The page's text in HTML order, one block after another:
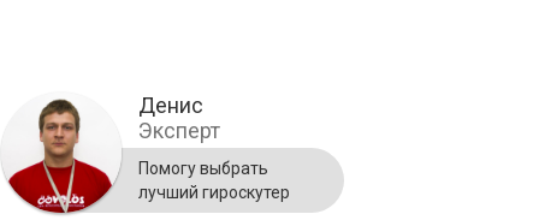
Денис
Эксперт
Помогу выбрать
лучший гироскутер